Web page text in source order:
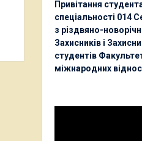
Привітання
спеціальності 014
з різдвяно-
Захисників і
студентів
міжнародних